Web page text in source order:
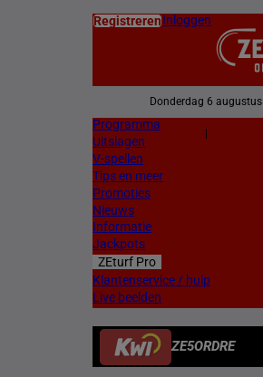
RegistrerenInloggen
Donderdag 6 augustus
Programma
Uitslagen
V-spellen
Tips en meer
Promoties
Nieuws
Informatie
Jackpots
ZEturf Pro
Klantenservice / hulp
Live beelden
ZE5ORDRE